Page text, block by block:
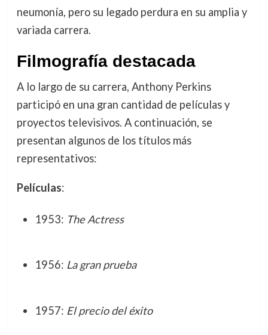
neumonía, pero su legado perdura en su amplia y
variada carrera.
Filmografía destacada
A lo largo de su carrera, Anthony Perkins
participó en una gran cantidad de películas y
proyectos televisivos. A continuación, se
presentan algunos de los títulos más
representativos:
Películas:
1953: The Actress
1956: La gran prueba
1957: El precio del éxito